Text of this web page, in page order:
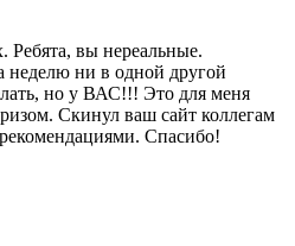
Ребята, вы нереальные.
неделю ни в одной другой
но у ВАС!!! Это для меня
Скинул ваш сайт коллегам
Спасибо!